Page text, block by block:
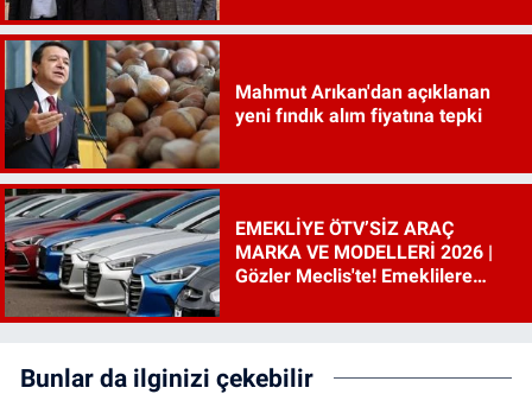
Mahmut Arıkan'dan açıklanan
yeni fındık alım fiyatına tepki
EMEKLİYE ÖTV’SİZ ARAÇ
MARKA VE MODELLERİ 2026 |
Gözler Meclis'te! Emeklilere
ne?
Bunlar da ilginizi çekebilir